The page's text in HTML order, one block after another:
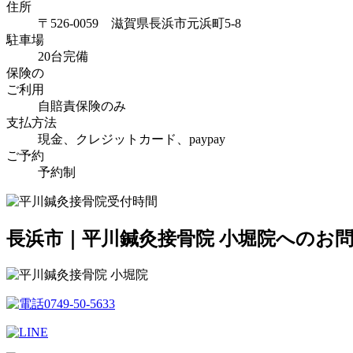
住所
〒526-0059 滋賀県長浜市元浜町5-8
駐車場
20台完備
保険の
ご利用
自賠責保険のみ
支払方法
現金、クレジットカード、paypay
ご予約
予約制
長浜市｜平川鍼灸接骨院 小堀院へのお